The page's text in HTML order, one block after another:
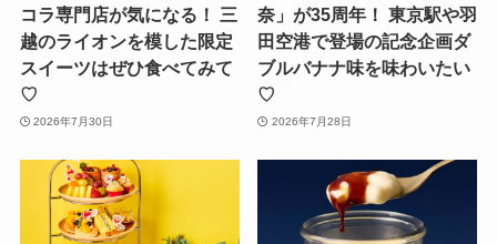
コラ専門店が気になる！ 三
越のライオンを模した限定
スイーツはぜひ食べてみて
♡
2026年7月30日
奈」が35周年！ 東京駅や羽
田空港で登場の記念企画ダ
ブルバナナ味を味わいたい
♡
2026年7月28日